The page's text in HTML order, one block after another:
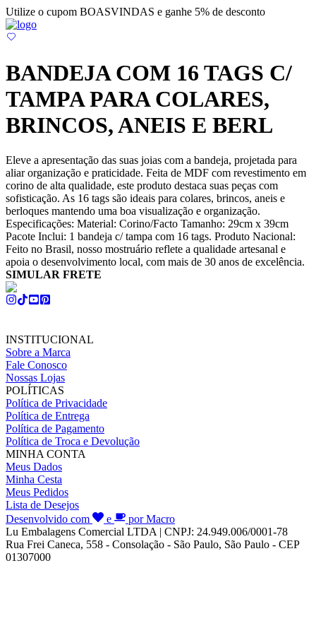
Utilize o cupom BOASVINDAS e ganhe 5% de desconto
BANDEJA COM 16 TAGS C/
TAMPA PARA COLARES,
BRINCOS, ANEIS E BERL
Eleve a apresentação das suas joias com a bandeja, projetada para
aliar organização e praticidade. Feita de MDF com revestimento em
corino de alta qualidade, este produto destaca suas peças com
sofisticação. As 16 tags são ideais para colares, brincos, aneis e
berloques mantendo uma boa visualização e organização.
Especificações: Material: Corino/Facto Tamanho: 29cm x 39cm
Pacote Inclui: 1 bandeja c/ tampa com 16 tags. Produto Nacional:
Feito no Brasil, nosso mostruário reflete a qualidade artesanal e
apoia o desenvolvimento local, com mais de 30 anos de excelência.
SIMULAR FRETE
INSTITUCIONAL
Sobre a Marca
Fale Conosco
Nossas Lojas
POLÍTICAS
Política de Privacidade
Política de Entrega
Política de Pagamento
Política de Troca e Devolução
MINHA CONTA
Meus Dados
Minha Cesta
Meus Pedidos
Lista de Desejos
Desenvolvido com
e
por Macro
Lu Embalagens Comercial LTDA | CNPJ: 24.949.006/0001-78
Rua Frei Caneca, 558 - Consolação - São Paulo, São Paulo - CEP
01307000